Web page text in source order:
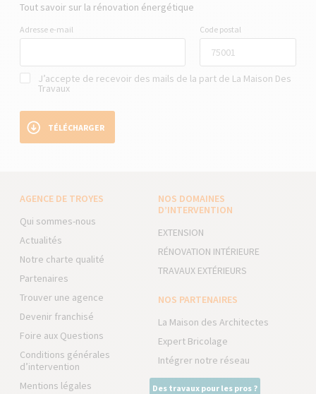
Tout savoir sur la rénovation énergétique
Adresse e-mail Code postal
J’accepte de recevoir des mails de la part de La Maison Des
Travaux
TÉLÉCHARGER
AGENCE DE TROYES
Qui sommes-nous
Actualités
Notre charte qualité
Partenaires
Trouver une agence
Devenir franchisé
Foire aux Questions
Conditions générales
d’intervention
Mentions légales
NOS DOMAINES
D’INTERVENTION
EXTENSION
RÉNOVATION INTÉRIEURE
TRAVAUX EXTÉRIEURS
NOS PARTENAIRES
La Maison des Architectes
Expert Bricolage
Intégrer notre réseau
Des travaux pour les pros ?